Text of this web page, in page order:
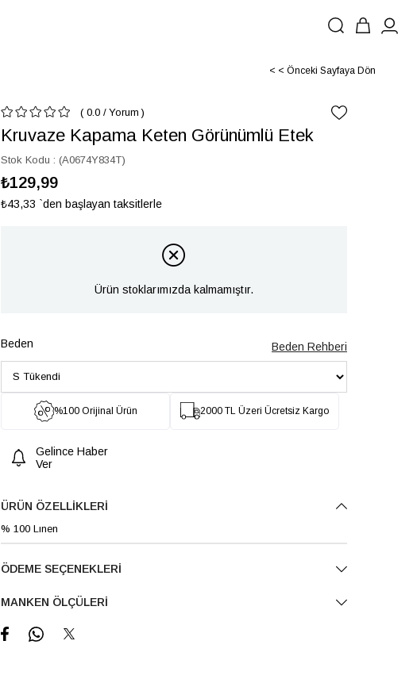
< < Önceki Sayfaya Dön
0.0/ Yorum
Kruvaze Kapama Keten Görünümlü Etek
Stok Kodu (A0674Y834T)
₺129,99
₺43,33 `den başlayan taksitlerle
Ürün stoklarımızda kalmamıştır.
Beden Beden Rehberi
%100 Orijinal Ürün 2000 TL Üzeri Ücretsiz Kargo
Gelince Haber
Ver
ÜRÜN ÖZELLIKLERI
% 100 Lınen
ÖDEME SEÇENEKLERI
MANKEN ÖLÇÜLERI